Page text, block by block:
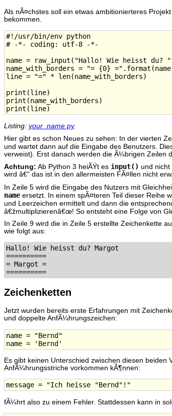
Als nÃ¤chstes soll ein etwas ambitionierteres
bekommen.
#!/usr/bin/env python
# -*- coding: utf-8 -*-
name = raw_input("Hallo! Wie heisst du?
name_with_borders = "= {0}
line = "=" * len(name_with_borders)
print(line)
print(name_with_borders)
Listing: your_name.py
Hier gibt es schon Neues zu sehen: In der vierten
und wartet dann auf die Eingabe des Benutzers.
verweist). Erst danach werden die Ã¼brigen Zeilen
Achtung: Ab Python 3 heiÃŸt es input() und nicht
wird â€“ das ist in den allermeisten FÃ¤llen nicht
In Zeile 5 wird die Eingabe des Nutzers mit
name ersetzt. In einem spÃ¤teren Teil dieser Reihe
und Leerzeichen ermittelt und dann die
â€žmultiplizierenâ€œ! So entsteht eine Folge von
In Zeile 9 wird die in Zeile 5 erstellte Zeichenkette
wie folgt aus:
Hallo! Wie heisst du? Margot
==========
= Margot =
Zeichenketten
Jetzt wurden bereits erste Erfahrungen mit
und doppelte AnfÃ¼hrungszeichen:
name = "Bernd"
Es gibt keinen Unterschied zwischen diesen
AnfÃ¼hrungsstriche vorkommen kÃ¶nnen:
fÃ¼hrt also zu einem Fehler. Stattdessen kann in